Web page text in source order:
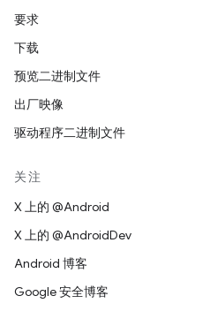
要求
下载
预览二进制文件
出厂映像
驱动程序二进制文件
关注
X 上的 @Android
X 上的 @AndroidDev
Android 博客
Google 安全博客